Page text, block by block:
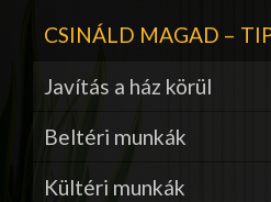
CSINÁLD MAGAD –
Javítás a ház körül
Beltéri munkák
Kültéri munkák